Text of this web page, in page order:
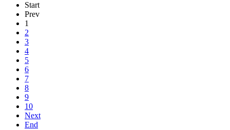
Start
Prev
1
2
3
4
5
6
7
8
9
10
Next
End